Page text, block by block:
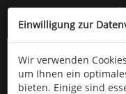
Kompletten Head der
Einwilligung zur
Wir verwenden
um Ihnen ein
bieten. Einige sind